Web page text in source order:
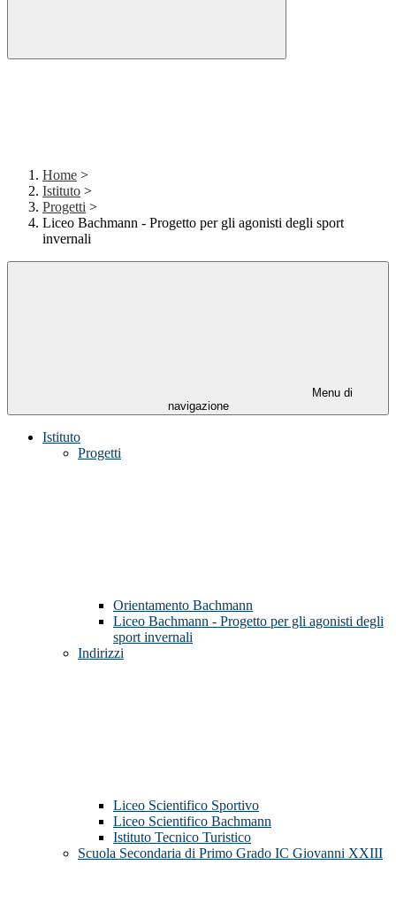
Home >
Istituto >
Progetti >
Liceo Bachmann - Progetto per gli agonisti degli sport
invernali
Menu di
navigazione
Istituto
Progetti
Orientamento Bachmann
Liceo Bachmann - Progetto per gli agonisti degli
sport invernali
Indirizzi
Liceo Scientifico Sportivo
Liceo Scientifico Bachmann
Istituto Tecnico Turistico
Scuola Secondaria di Primo Grado IC Giovanni XXIII